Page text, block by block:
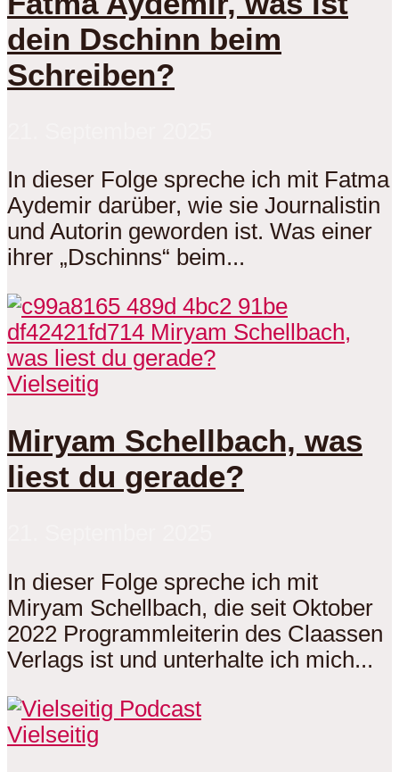
dein Dschinn beim
Schreiben?
In dieser Folge spreche ich mit Fatma
Aydemir darüber, wie sie Journalistin
und Autorin geworden ist. Was einer
ihrer „Dschinns“ beim...
Vielseitig
Miryam Schellbach, was
liest du gerade?
In dieser Folge spreche ich mit
Miryam Schellbach, die seit Oktober
2022 Programmleiterin des Claassen
Verlags ist und unterhalte ich mich...
Vielseitig